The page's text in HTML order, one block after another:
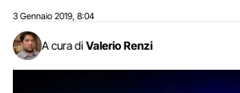
3 Gennaio 2019 8:04
A cura di Valerio Renzi